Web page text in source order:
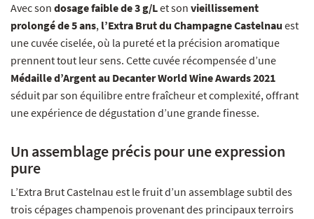
Avec son dosage faible de 3 g/Let son vieillissement
prolongé de 5 ans, l’Extra Brut du Champagne Castelnau est
une cuvée ciselée, où la pureté et la précision aromatique
prennent tout leur sens. Cette cuvée récompensée d’une
Médaille d’Argent au Decanter World Wine Awards 2021
séduit par son équilibre entre fraîcheur et complexité, offrant
une expérience de dégustation d’une grande finesse.
Un assemblage précis pour une expression
pure
L’Extra Brut Castelnau est le fruit d’un assemblage subtil des
trois cépages champenois provenant des principaux terroirs